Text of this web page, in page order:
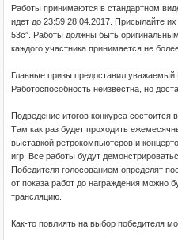
Работы принимаются в стандартном
идет до 23:59 28.04.2017. Присылайте их
53c”. Работы должны быть
каждого участника принимается не
Главные призы предоставил уважаемый
Работоспособность неизвестна, но
Подведение итогов конкурса состоится
Там как раз будет проходить
выставкой ретрокомпьютеров и
игр. Все работы будут
Победителя голосованием определят
от показа работ до награждения можно
трансляцию.
Как-то повлиять на выбор победителя